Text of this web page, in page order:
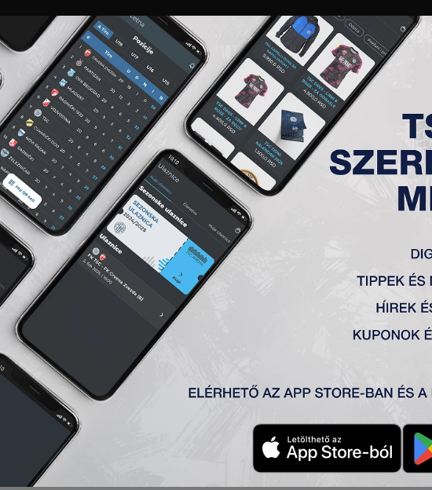
NEWS GALÉRIA „A” CSAPAT TAGSÁG JEGYEK AKKREDITÁCIÓ KLUB AKADÉMIA NŐI
22) 37. FORDULÓ, TSC-
(Újvidék)0:2
76′), Stojković – Tomanović (K), Bocskay (Milićević 69′) –
szenvedett az újvidéki Vojvodinától a Szerb Szuperliga 37. fordulójában.
nagyobb helyzetek nem alakultak ki.
Nenad Filipović hibája után Bojan Matić góljával megszerezték a
után a Vojvodina Milan Lazarević révén másodszor is betalált, így
es idényt.
79′